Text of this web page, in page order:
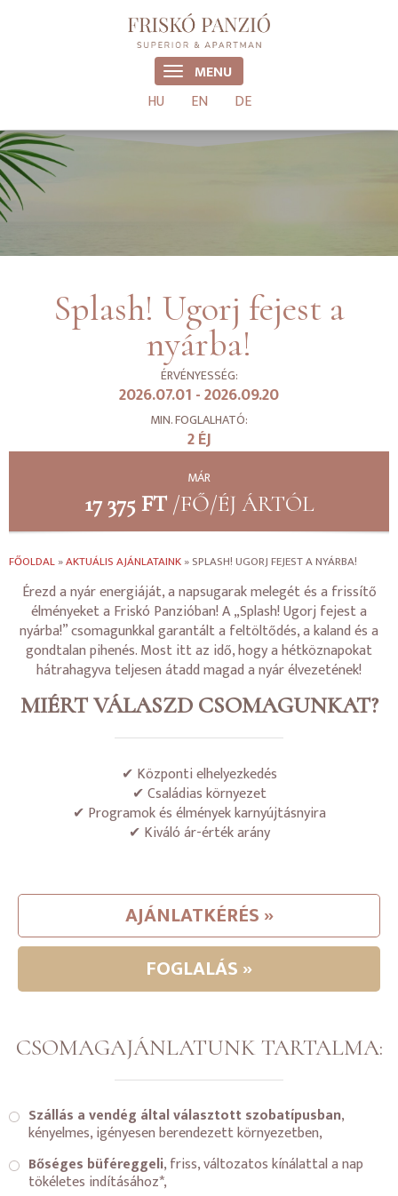
MENU
HU
EN DE
Splash! Ugorj fejest a
nyárba!
ÉRVÉNYESSÉG:
2026.07.01 - 2026.09.20
MIN. FOGLALHATÓ:
2 ÉJ
MÁR
17 375 FT/FŐ/ÉJ ÁRTÓL
FŐOLDAL»AKTUÁLIS AJÁNLATAINK»SPLASH! UGORJ FEJEST A NYÁRBA!
Érezd a nyár energiáját, a napsugarak melegét és a frissítő
élményeket a Friskó Panzióban! A „Splash! Ugorj fejest a
nyárba!” csomagunkkal garantált a feltöltődés, a kaland és a
gondtalan pihenés. Most itt az idő, hogy a hétköznapokat
hátrahagyva teljesen átadd magad a nyár élvezetének!
MIÉRT VÁLASZD CSOMAGUNKAT?
✔ Központi elhelyezkedés
✔ Családias környezet
✔ Programok és élmények karnyújtásnyira
✔ Kiváló ár-érték arány
AJÁNLATKÉRÉS »
FOGLALÁS »
CSOMAGAJÁNLATUNK TARTALMA:
Szállás a vendég által választott szobatípusban,
kényelmes, igényesen berendezett környezetben,
Bőséges büféreggeli, friss, változatos kínálattal a nap
tökéletes indításához*,